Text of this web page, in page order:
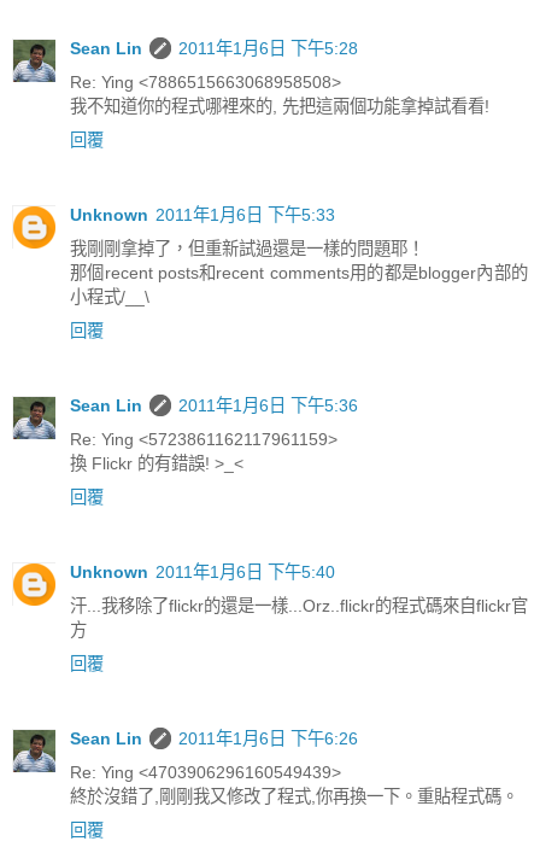
Sean Lin
2011年1月6日 下午5:28
Re: Ying <7886515663068958508>
我不知道你的程式哪裡來的, 先把這兩個功能拿掉試看看!
回覆
Unknown 2011年1月6日 下午5:33
我剛剛拿掉了，但重新試過還是一樣的問題耶！
那個recent posts和recent comments用的都是blogger內部的
小程式/__\
回覆
Sean Lin
2011年1月6日 下午5:36
Re: Ying <5723861162117961159>
換 Flickr 的有錯誤! >_<
回覆
Unknown 2011年1月6日 下午5:40
汗...我移除了flickr的還是一樣...Orz..flickr的程式碼來自flickr官
方
回覆
Sean Lin
2011年1月6日 下午6:26
Re: Ying <4703906296160549439>
終於沒錯了,剛剛我又修改了程式,你再換一下。重貼程式碼。
回覆